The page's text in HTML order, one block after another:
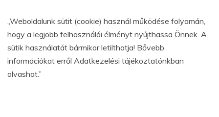
„Weboldalunk sütit (cookie) használ működése folyamán,
hogy a legjobb felhasználói élményt nyújthassa Önnek. A
sütik használatát bármikor letilthatja! Bővebb
információkat erről Adatkezelési tájékoztatónkban
olvashat.”